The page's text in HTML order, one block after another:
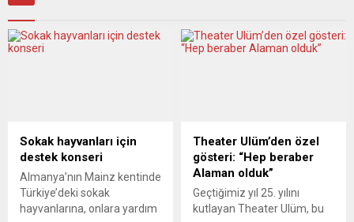
Sokak hayvanları için
destek konseri
Almanya’nın Mainz kentinde
Türkiye’deki sokak
hayvanlarına, onlara yardım
Theater Ulüm’den özel
gösteri: “Hep beraber
Alaman olduk”
Geçtiğimiz yıl 25. yılını
kutlayan Theater Ulüm, bu